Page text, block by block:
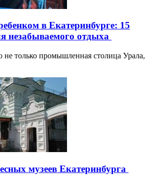
в Екатеринбурге: 15
незабываемого отдыха
не только промышленная столица Урала,
музеев Екатеринбурга